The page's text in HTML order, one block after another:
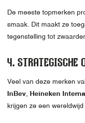
De meeste topmerken
smaak. Dit maakt ze
tegenstelling tot
4. STRATEGISCHE
Veel van deze merken
InBev Heineken
krijgen ze een